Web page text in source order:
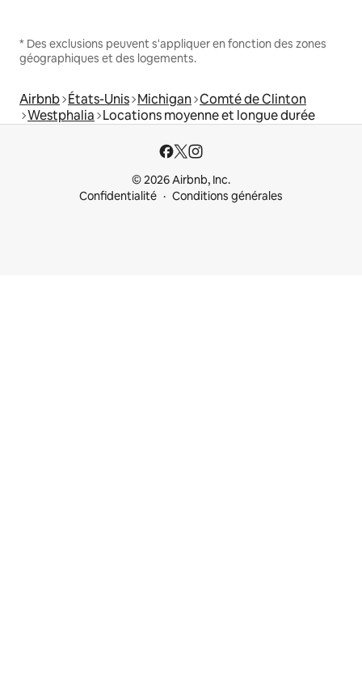
* Des exclusions peuvent s'appliquer en fonction des zones
géographiques et des logements.
Airbnb États-Unis Michigan Comté de Clinton
Westphalia Locations moyenne et longue durée
© 2026 Airbnb, Inc.
Confidentialité
Conditions générales